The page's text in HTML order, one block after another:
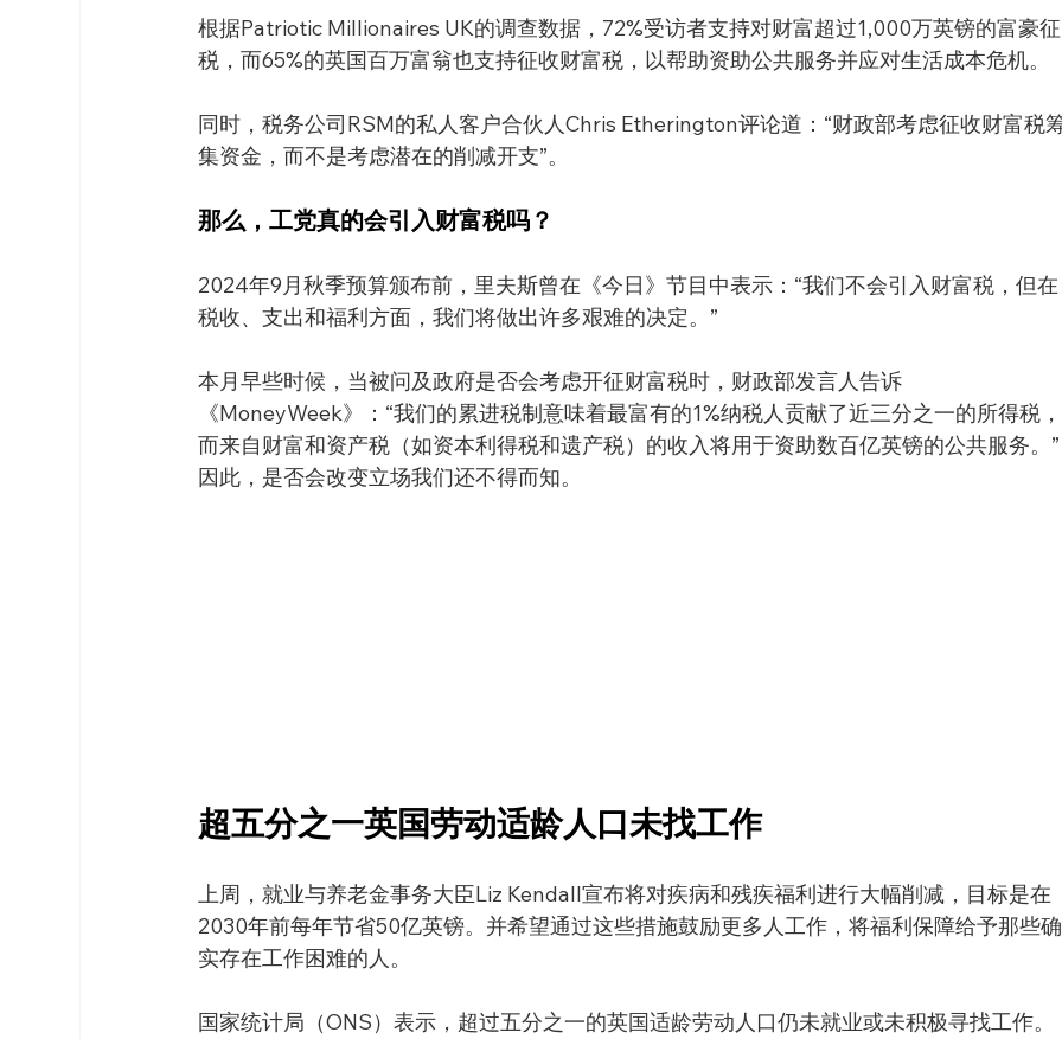
根据Patriotic Millionaires UK的调查数据，72%受访者支持对财富超过1,000万英镑的富豪征
税，而65%的英国百万富翁也支持征收财富税，以帮助资助公共服务并应对生活成本危机。
同时，税务公司RSM的私人客户合伙人Chris Etherington评论道：“财政部考虑征收财富税
集资金，而不是考虑潜在的削减开支”。
那么，工党真的会引入财富税吗？
2024年9月秋季预算颁布前，里夫斯曾在《今日》节目中表示：“我们不会引入财富税，但在
税收、支出和福利方面，我们将做出许多艰难的决定。”
本月早些时候，当被问及政府是否会考虑开征财富税时，财政部发言人告诉
《MoneyWeek》：“我们的累进税制意味着最富有的1%纳税人贡献了近三分之一的所得税，
而来自财富和资产税（如资本利得税和遗产税）的收入将用于资助数百亿英镑的公共服务。”
因此，是否会改变立场我们还不得而知。
超五分之一英国劳动适龄人口未找工作
上周，就业与养老金事务大臣Liz Kendall宣布将对疾病和残疾福利进行大幅削减，目标是在
2030年前每年节省50亿英镑。并希望通过这些措施鼓励更多人工作，将福利保障给予那些确
实存在工作困难的人。
国家统计局（ONS）表示，超过五分之一的英国适龄劳动人口仍未就业或未积极寻找工作。